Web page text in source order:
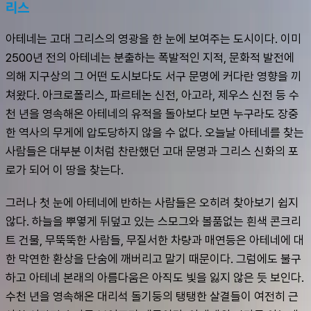
리스
아테네는 고대 그리스의 영광을 한 눈에 보여주는 도시이다. 이미
2500년 전의 아테네는 분출하는 폭발적인 지적, 문화적 발전에
의해 지구상의 그 어떤 도시보다도 서구 문명에 커다란 영향을 끼
쳐왔다. 아크로폴리스, 파르테논 신전, 아고라, 제우스 신전 등 수
천 년을 영속해온 아테네의 유적을 돌아보다 보면 누구라도 장중
한 역사의 무게에 압도당하지 않을 수 없다. 오늘날 아테네를 찾는
사람들은 대부분 이처럼 찬란했던 고대 문명과 그리스 신화의 포
로가 되어 이 땅을 찾는다.
그러나 첫 눈에 아테네에 반하는 사람들은 오히려 찾아보기 쉽지
않다. 하늘을 뿌옇게 뒤덮고 있는 스모그와 볼품없는 흰색 콘크리
트 건물, 무뚝뚝한 사람들, 무질서한 차량과 매연등은 아테네에 대
한 막연한 환상을 단숨에 깨버리고 말기 때문이다. 그럼에도 불구
하고 아테네 본래의 아름다움은 아직도 빛을 잃지 않은 듯 보인다.
수천 년을 영속해온 대리석 돌기둥의 탱탱한 살결들이 여전히 근